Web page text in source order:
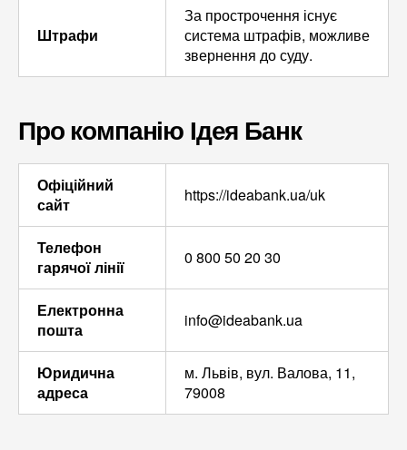
Штрафи
За прострочення існує
система штрафів, можливе
звернення до суду.
Про компанію Ідея Банк
Офіційний
сайт
https://ideabank.ua/uk
Телефон
гарячої лінії
0 800 50 20 30
Електронна
пошта
info@ideabank.ua
Юридична
адреса
м. Львів, вул. Валова, 11,
79008